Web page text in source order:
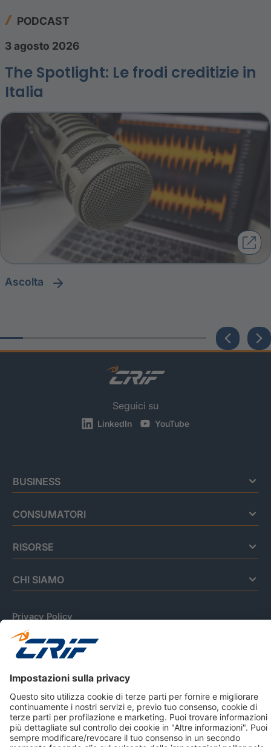
PODCAST
3 agosto 2026
The Spotlight: Le frodi creditizie in
Italia
ascolta
Seguici su
LinkedIn YouTube
BUSINESS
CONSUMATORI
RISORSE
CHI SIAMO
Privacy Policy
Cookie Policy
Informativa Dati Personali
CRIF Business Ethics
Informativa Privacy Relativa Al Sistema Di Informazioni
Creditizie
© 2026 CRIF S.p.A. Tutti i diritti riservati.